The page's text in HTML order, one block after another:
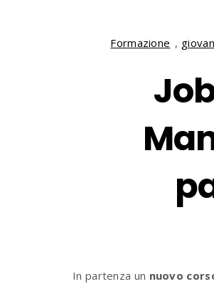
Formazione ,
In partenza un nuovo